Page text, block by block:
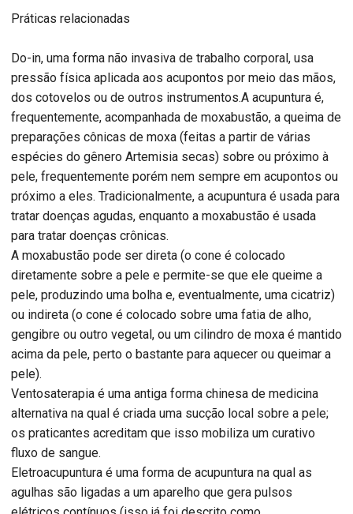
Práticas relacionadas
Do-in, uma forma não invasiva de trabalho corporal, usa
pressão física aplicada aos acupontos por meio das mãos,
dos cotovelos ou de outros instrumentos.A acupuntura é,
frequentemente, acompanhada de moxabustão, a queima de
preparações cônicas de moxa (feitas a partir de várias
espécies do gênero Artemisia secas) sobre ou próximo à
pele, frequentemente porém nem sempre em acupontos ou
próximo a eles. Tradicionalmente, a acupuntura é usada para
tratar doenças agudas, enquanto a moxabustão é usada
para tratar doenças crônicas.
A moxabustão pode ser direta (o cone é colocado
diretamente sobre a pele e permite-se que ele queime a
pele, produzindo uma bolha e, eventualmente, uma cicatriz)
ou indireta (o cone é colocado sobre uma fatia de alho,
gengibre ou outro vegetal, ou um cilindro de moxa é mantido
acima da pele, perto o bastante para aquecer ou queimar a
pele).
Ventosaterapia é uma antiga forma chinesa de medicina
alternativa na qual é criada uma sucção local sobre a pele;
os praticantes acreditam que isso mobiliza um curativo
fluxo de sangue.
Eletroacupuntura é uma forma de acupuntura na qual as
agulhas são ligadas a um aparelho que gera pulsos